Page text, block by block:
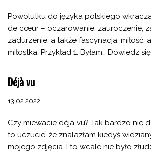
Powolutku do języka polskiego
de cœur – oczarowanie, zauroczenie,
zadurzenie, a także fascynacja, miłość,
miłostka. Przykład 1: Byłam… Dowiedz
Déjà vu
13.02.2022
Czy miewacie déjà vu? Tak bardzo nie
to uczucie, że znalazłam kiedyś
mojego zdjęcia. I to wcale nie było